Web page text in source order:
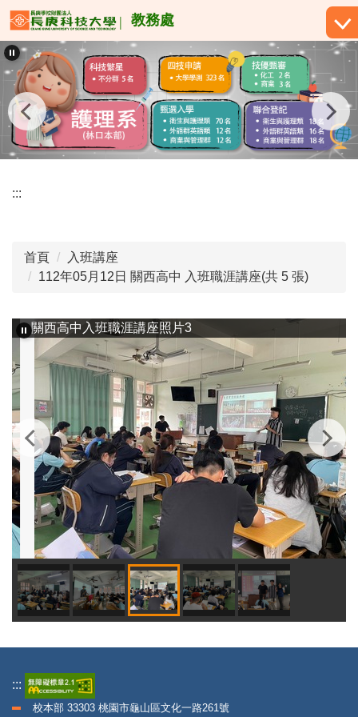
跳
到
主
要
內
容
區
教務處
:::
首頁
入班講座
112年05月12日 關西高中 入班職涯講座(共 5 張)
關西高中入班職涯講座照片3
:::
校本部 33303 桃園市龜山區文化一路261號